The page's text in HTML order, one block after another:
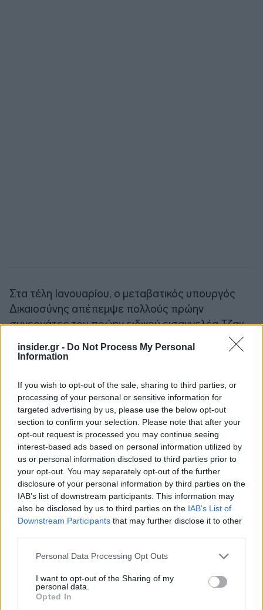
insider.gr - Do Not Process My Personal
Information
If you wish to opt-out of the sale, sharing to third parties, or
processing of your personal or sensitive information for
targeted advertising by us, please use the below opt-out
section to confirm your selection. Please note that after your
opt-out request is processed you may continue seeing
interest-based ads based on personal information utilized by
us or personal information disclosed to third parties prior to
your opt-out. You may separately opt-out of the further
disclosure of your personal information by third parties on the
IAB’s list of downstream participants. This information may
also be disclosed by us to third parties on the IAB’s List of
Downstream Participants that may further disclose it to other
Please note that this website/app uses one or more Google
not limited to your visit or usage behaviour. You may click to
grant or deny consent to Google and its third-party tags to
use your data for below specified purposes in below Google
Personal Data Processing Opt Outs
I want to opt-out of the Sharing of my
personal data.
Opted In
Στα τέλη Ιανουαρίου, ο μεταβατικός υπουργός
Δικαιοσύνης απέπεμψε πολλούς πρώην
συνεργάτες του πρώην ειδικού εισαγγελέα Τζακ
διώξεις σε βάρος του Ντόναλντ Τραμπ — προτού
Νοέμβριο. Εξήγησε πως δεν θα μπορούσε να έχει
«εμπιστοσύνη» σ’ αυτούς για την «πιστή
εφαρμογή του προγράμματος του προέδρου»
Τραμπ, εξαιτίας «του σημαντικού ρόλου τους στις
διώξεις» σε βάρος του.
Πηγή: ΑΠΕ-ΜΠΕ
Ακολουθήστε τοinsider.gr στο Google Newsκαι μάθετε
πρώτοι όλες τιςειδήσεις από την Ελλάδα και τον κόσμο.